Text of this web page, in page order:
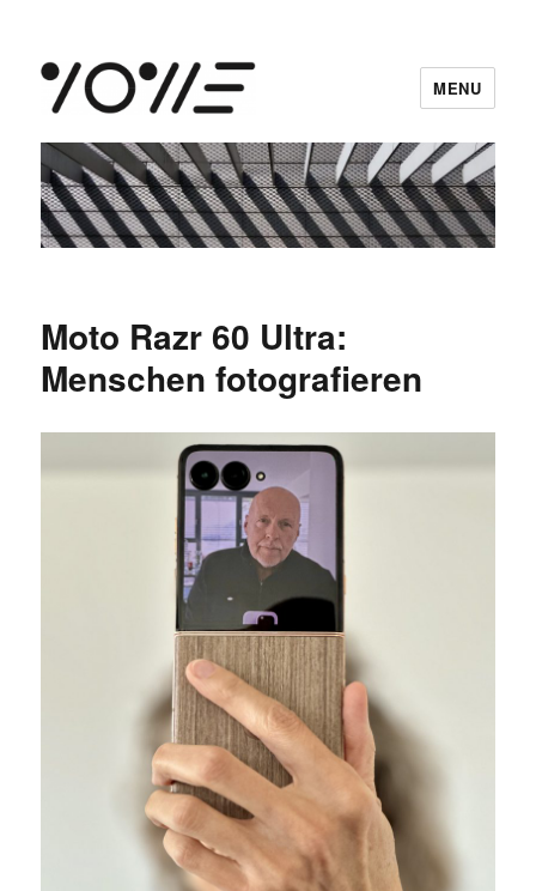
vowe dot net
MENU
Moto Razr 60 Ultra:
Menschen fotografieren